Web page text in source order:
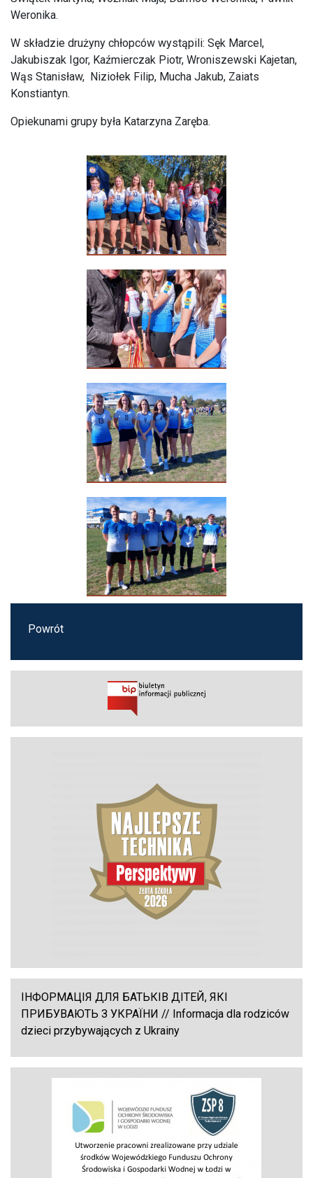
Weronika.
W składzie drużyny chłopców wystąpili: Sęk Marcel,
Jakubiszak Igor, Kaźmierczak Piotr, Wroniszewski Kajetan,
Wąs Stanisław, Niziołek Filip, Mucha Jakub, Zaiats
Konstiantyn.
Opiekunami grupy była Katarzyna Zaręba.
Powrót
ІНФОРМАЦІЯ ДЛЯ БАТЬКІВ ДІТЕЙ, ЯКІ
ПРИБУВАЮТЬ З УКРАЇНИ // Informacja dla rodziców
dzieci przybywających z Ukrainy